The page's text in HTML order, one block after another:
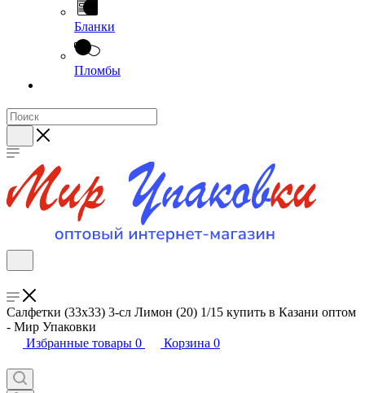
Бланки
Пломбы
Салфетки (33х33) 3-сл Лимон (20) 1/15 купить в Казани оптом
- Мир Упаковки
Избранные товары 0 Корзина 0